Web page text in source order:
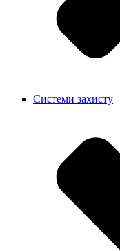
Системи захисту